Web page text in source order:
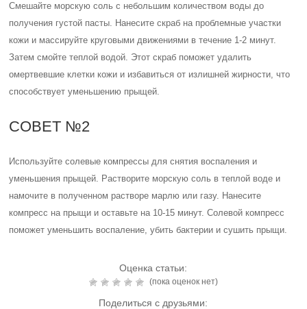
Смешайте морскую соль с небольшим количеством воды до
получения густой пасты. Нанесите скраб на проблемные участки
кожи и массируйте круговыми движениями в течение 1-2 минут.
Затем смойте теплой водой. Этот скраб поможет удалить
омертвевшие клетки кожи и избавиться от излишней жирности, что
способствует уменьшению прыщей.
СОВЕТ №2
Используйте солевые компрессы для снятия воспаления и
уменьшения прыщей. Растворите морскую соль в теплой воде и
намочите в полученном растворе марлю или газу. Нанесите
компресс на прыщи и оставьте на 10-15 минут. Солевой компресс
поможет уменьшить воспаление, убить бактерии и сушить прыщи.
Оценка статьи:
(пока оценок нет)
Поделиться с друзьями: